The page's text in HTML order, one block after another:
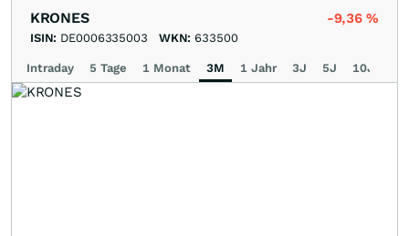
KRONES -9,36%
ISIN: DE0006335003 WKN: 633500
Intraday 5 Tage 1 Monat 3M 1 Jahr 3J 5J 10J